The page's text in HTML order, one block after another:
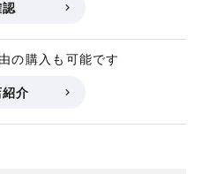
認
の購入も可能です
介